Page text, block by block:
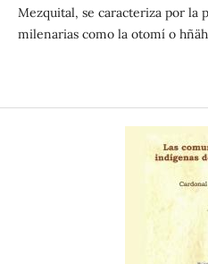
Mezquital, se caracteriza por la
milenarias como la otomí o